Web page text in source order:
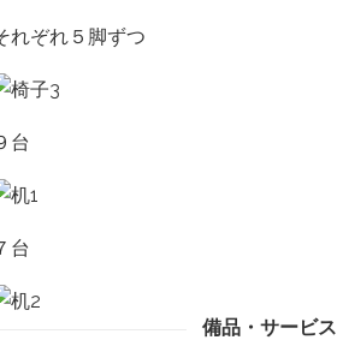
れぞれ５脚ずつ
台
台
備品・サービス